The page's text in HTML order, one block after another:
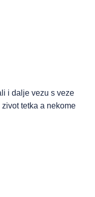
i dalje vezu s veze
tetka a nekome